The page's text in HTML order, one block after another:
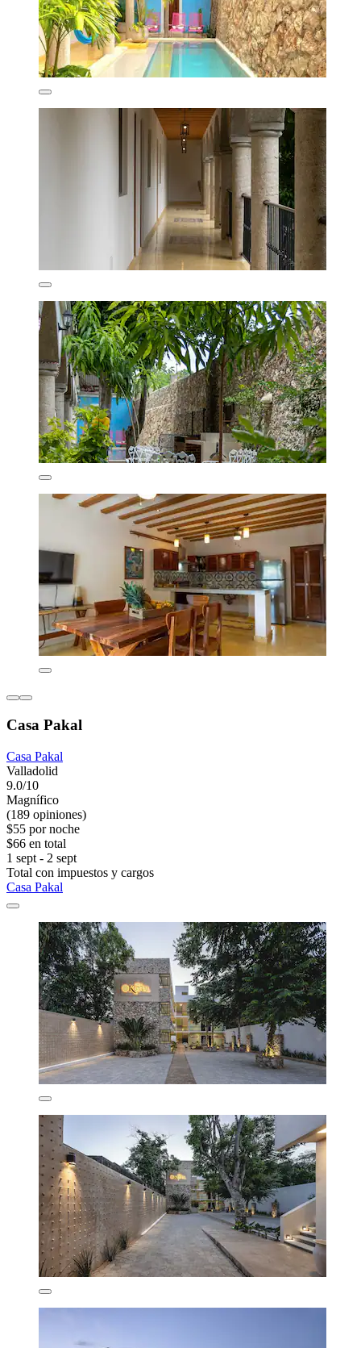
Casa Pakal
Casa Pakal
Valladolid
9.0/10
Magnífico
(189 opiniones)
$55 por noche
$66 en total
1 sept - 2 sept
Total con impuestos y cargos
Casa Pakal